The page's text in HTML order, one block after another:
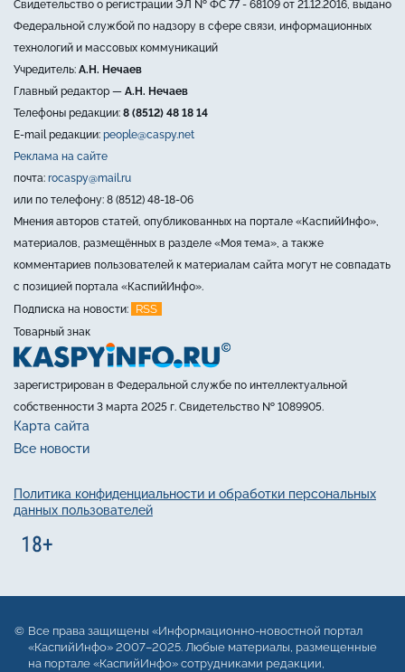
Свидетельство о регистрации ЭЛ № ФС 77 - 68109 от 21.12.2016, выдано
Федеральной службой по надзору в сфере связи, информационных
технологий и массовых коммуникаций
Учредитель: А.Н. Нечаев
Главный редактор — А.Н. Нечаев
Телефоны редакции: 8 (8512) 48 18 14
E-mail редакции: people@caspy.net
Реклама на сайте
почта: rocaspy@mail.ru
или по телефону: 8 (8512) 48-18-06
Мнения авторов статей, опубликованных на портале «КаспийИнфо»,
материалов, размещённых в разделе «Моя тема», а также
комментариев пользователей к материалам сайта могут не совпадать
с позицией портала «КаспийИнфо».
Подписка на новости:
RSS
Товарный знак
зарегистрирован в Федеральной службе по интеллектуальной
собственности 3 марта 2025 г. Свидетельство № 1089905.
Карта сайта
Все новости
Политика конфиденциальности и обработки персональных
данных пользователей
Все права защищены «Информационно-новостной портал
«КаспийИнфо» 2007–2025. Любые материалы, размещенные
на портале «КаспийИнфо» сотрудниками редакции,